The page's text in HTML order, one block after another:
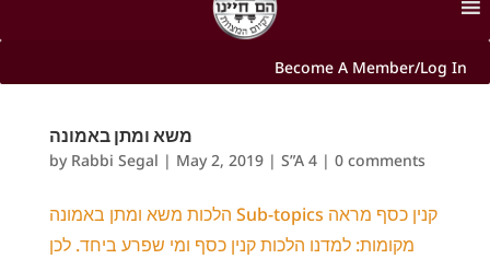
Become A Member/Log In
משא ומתן באמונה
by Rabbi Segal | May 2, 2019| S”A 4| 0 comments
הלכות משא ומתן באמונה Sub-topics קנין כסף מראה
מקומות: למדנו הלכות קנין כסף ומי שפרע ביחד. לכן